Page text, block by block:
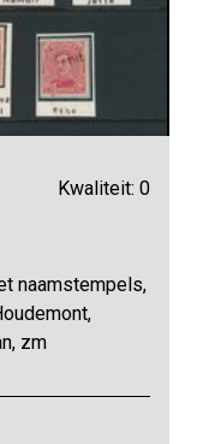
Kwaliteit: 0
naamstempels,
zm